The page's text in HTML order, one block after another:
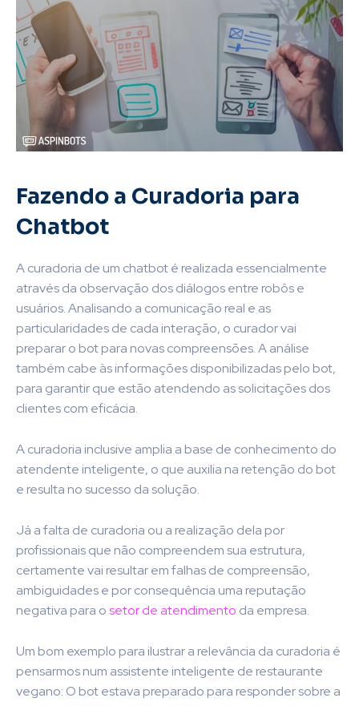
Fazendo a Curadoria para
Chatbot
A curadoria de um chatbot é realizada essencialmente
através da observação dos diálogos entre robôs e
usuários. Analisando a comunicação real e as
particularidades de cada interação, o curador vai
preparar o bot para novas compreensões. A análise
também cabe às informações disponibilizadas pelo bot,
para garantir que estão atendendo as solicitações dos
clientes com eficácia.
A curadoria inclusive amplia a base de conhecimento do
atendente inteligente, o que auxilia na retenção do bot
e resulta no sucesso da solução.
Já a falta de curadoria ou a realização dela por
profissionais que não compreendem sua estrutura,
certamente vai resultar em falhas de compreensão,
ambiguidades e por consequência uma reputação
negativa para osetor de atendimento da empresa.
Um bom exemplo para ilustrar a relevância da curadoria é
pensarmos num assistente inteligente de restaurante
vegano: O bot estava preparado para responder sobre a